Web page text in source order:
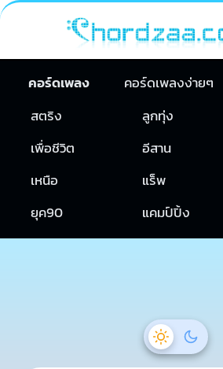
คอร์ดเพลง คอร์ดเพลงง่ายๆ
สตริง
ลูกทุ่ง
เพื่อชีวิต
อีสาน
เหนือ
แร็พ
ยุค90
แคมป์ปิ้ง